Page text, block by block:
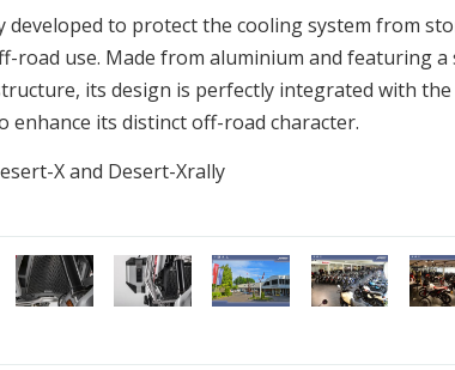
developed to protect the cooling system from
road use. Made from aluminium and featuring
its design is perfectly integrated with
enhance its distinct off-road character.
X and Desert-Xrally